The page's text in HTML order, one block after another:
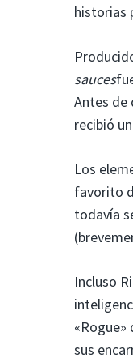
historias
sauces
Antes de
recibió
Los
favorito
todavía
Incluso
sus